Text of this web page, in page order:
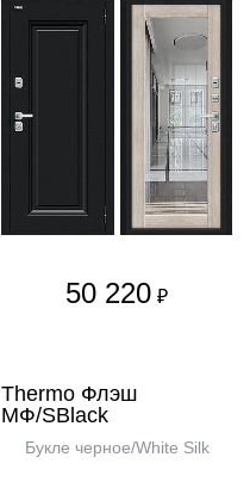
50 220 ₽
Thermo Флэш
МФ/SBlack
Букле черное/White Silk